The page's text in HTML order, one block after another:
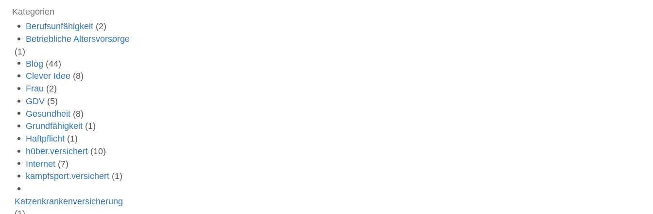
Kategorien
Berufsunfähigkeit (2)
Betriebliche Altersvorsorge
(1)
Blog (44)
Clever Idee (8)
Frau (2)
GDV (5)
Gesundheit (8)
Grundfähigkeit (1)
Haftpflicht (1)
hüber.versichert (10)
Internet (7)
kampfsport.versichert (1)
Katzenkrankenversicherung